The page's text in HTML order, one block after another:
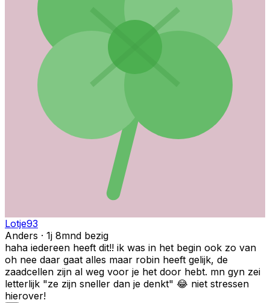
Lotje93
Anders · 1j 8mnd bezig
haha iedereen heeft dit!! ik was in het begin ook zo van
oh nee daar gaat alles maar robin heeft gelijk, de
zaadcellen zijn al weg voor je het door hebt. mn gyn zei
letterlijk "ze zijn sneller dan je denkt" 😂 niet stressen
hierover!